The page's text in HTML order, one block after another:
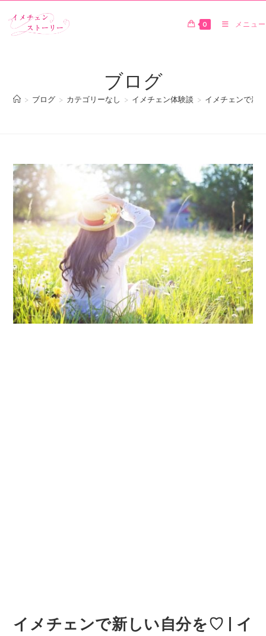
0 メニュー
ブログ
> ブログ > カテゴリーなし > イメチェン体験談 > イメチェンで新
イメチェンで新しい自分を♡ | イ